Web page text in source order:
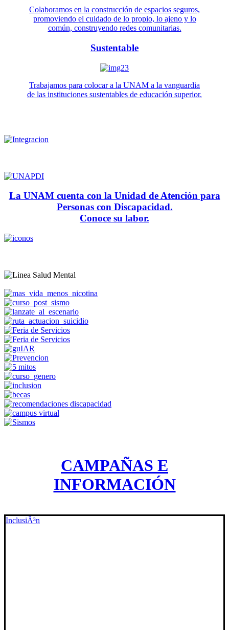
Colaboramos en la construcción de espacios seguros,
promoviendo el cuidado de lo propio, lo ajeno y lo
común, construyendo redes comunitarias.
Sustentable
Trabajamos para colocar a la UNAM a la vanguardia
de las instituciones sustentables de educación superior.
La UNAM cuenta con la Unidad de Atención para
Personas con Discapacidad.
Conoce su labor.
CAMPAÑAS E
INFORMACIÓN
InclusiÃ³n